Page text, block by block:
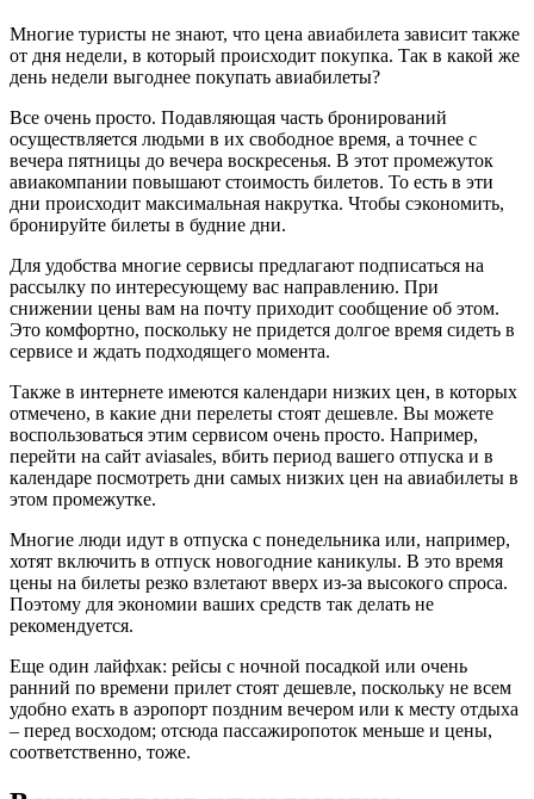
Многие туристы не знают, что цена авиабилета зависит также
от дня недели, в который происходит покупка. Так в какой же
день недели выгоднее покупать авиабилеты?
Все очень просто. Подавляющая часть бронирований
осуществляется людьми в их свободное время, а точнее с
вечера пятницы до вечера воскресенья. В этот промежуток
авиакомпании повышают стоимость билетов. То есть в эти
дни происходит максимальная накрутка. Чтобы сэкономить,
бронируйте билеты в будние дни.
Для удобства многие сервисы предлагают подписаться на
рассылку по интересующему вас направлению. При
снижении цены вам на почту приходит сообщение об этом.
Это комфортно, поскольку не придется долгое время сидеть в
сервисе и ждать подходящего момента.
Также в интернете имеются календари низких цен, в которых
отмечено, в какие дни перелеты стоят дешевле. Вы можете
воспользоваться этим сервисом очень просто. Например,
перейти на сайт aviasales, вбить период вашего отпуска и в
календаре посмотреть дни самых низких цен на авиабилеты в
этом промежутке.
Многие люди идут в отпуска с понедельника или, например,
хотят включить в отпуск новогодние каникулы. В это время
цены на билеты резко взлетают вверх из-за высокого спроса.
Поэтому для экономии ваших средств так делать не
рекомендуется.
Еще один лайфхак: рейсы с ночной посадкой или очень
ранний по времени прилет стоят дешевле, поскольку не всем
удобно ехать в аэропорт поздним вечером или к месту отдыха
– перед восходом; отсюда пассажиропоток меньше и цены,
соответственно, тоже.